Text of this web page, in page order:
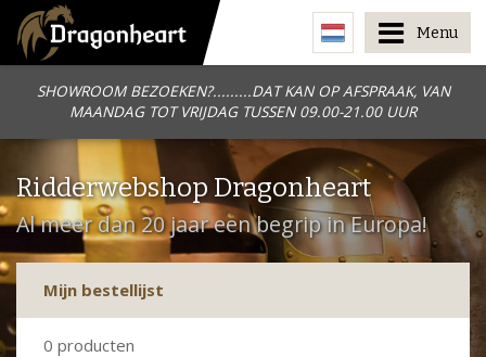
SHOWROOM BEZOEKEN?.........DAT KAN OP AFSPRAAK, VAN
MAANDAG TOT VRIJDAG TUSSEN 09.00-21.00 UUR
Menu
Ridderwebshop Dragonheart
Al meer dan 20 jaar een begrip in Europa!
Mijn bestellijst
0 producten